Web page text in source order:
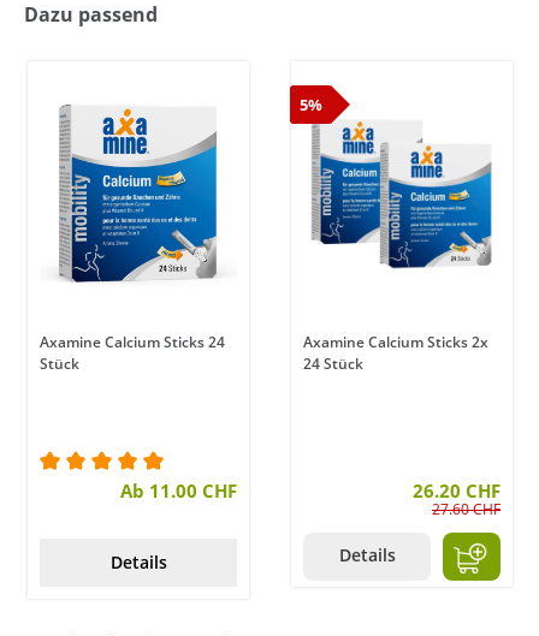
Dazu passend
Axamine Calcium Sticks 24
Stück
Durchschnittliche Bewertung von 5 von 5 Sternen
Ab 11.00 CHF
Details
5%
Axamine Calcium Sticks 2x
24 Stück
26.20 CHF
27.60 CHF
Details